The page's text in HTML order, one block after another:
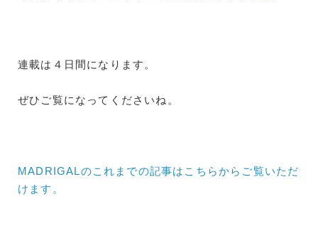
連載は４日間になります。
ぜひご覧になってくださいね。
MADRIGALのこれまでの記事はこちらからご覧いただ
けます。